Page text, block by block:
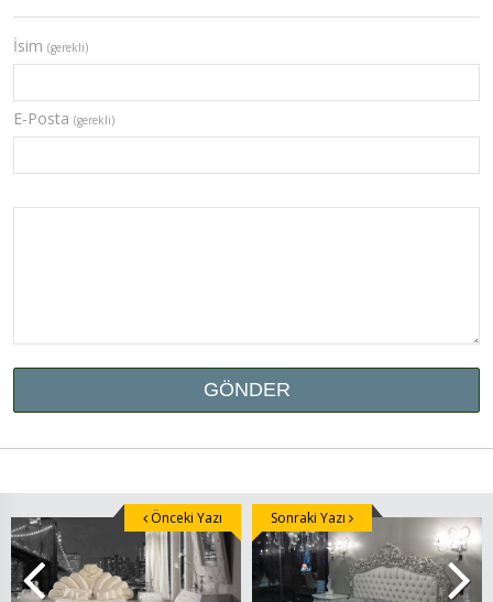
İsim (gerekli)
E-Posta (gerekli)
Önceki Yazı Sonraki Yazı